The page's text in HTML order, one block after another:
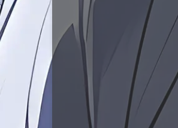
友链
说说
韩小韩博客
RhoPaperの小站
LINUX DO